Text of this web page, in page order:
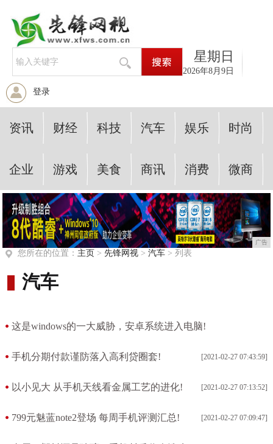
星期日
2026年8月9日
登录
资讯 财经 科技 汽车 娱乐 时尚
企业 游戏 美食 商讯 消费 微商
广告
您所在的位置： 主页 > 先锋网视> 汽车> 列表
汽车
这是windows的一大威胁，安卓系统进入电脑!
手机分期付款谨防落入高利贷圈套! [2021-02-27 07:43:59]
以小见大 从手机天线看金属工艺的进化! [2021-02-27 07:13:52]
799元魅蓝note2登场 每周手机评测汇总! [2021-02-27 07:09:47]